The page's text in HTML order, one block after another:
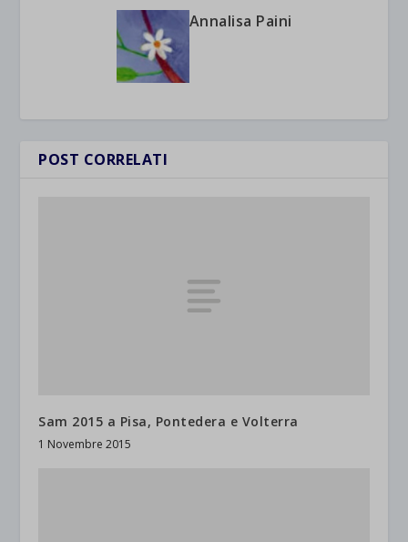
Annalisa Paini
POST CORRELATI
Sam 2015 a Pisa, Pontedera e Volterra
1 Novembre 2015